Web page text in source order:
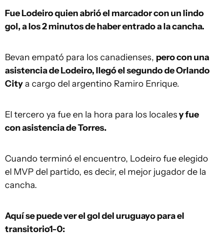
Fue Lodeiro quien abrió el marcador con un lindo
gol, a los 2 minutos de haber entrado a la cancha.
Bevan empató para los canadienses, pero con una
asistencia de Lodeiro, llegó el segundo de Orlando
Citya cargo del argentino Ramiro Enrique.
El tercero ya fue en la hora para los localesy fue
con asistencia de Torres.
Cuando terminó el encuentro, Lodeiro fue elegido
el MVP del partido, es decir, el mejor jugador de la
cancha.
Aquí se puede ver el gol del uruguayo para el
transitorio1-0: